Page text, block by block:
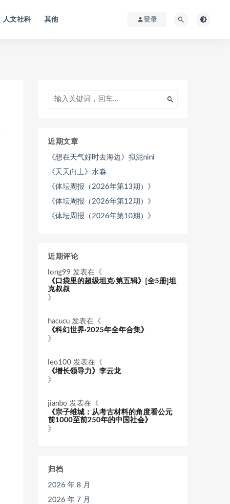
人文社科 其他 登录
近期文章
《想在天气好时去海边》拟泥nini
《天天向上》水淼
《体坛周报（2026年第13期）》
《体坛周报（2026年第12期）》
《体坛周报（2026年第10期）》
近期评论
long99 发表在《
《口袋里的超级坦克·第五辑》[全5册]坦
克叔叔
》
hacucu 发表在《
《科幻世界·2025年全年合集》
》
leo100 发表在《
《增长领导力》李云龙
》
jianbo 发表在《
《宗子维城：从考古材料的角度看公元
前1000至前250年的中国社会》
》
归档
2026 年 8 月
2026 年 7 月